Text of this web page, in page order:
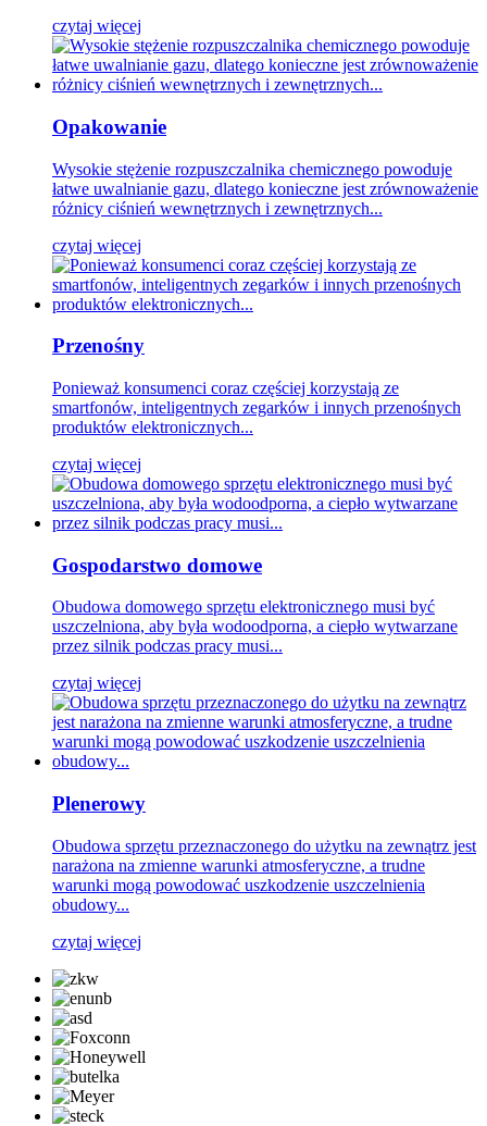
czytaj więcej
Opakowanie
Wysokie stężenie rozpuszczalnika chemicznego powoduje
łatwe uwalnianie gazu, dlatego konieczne jest zrównoważenie
różnicy ciśnień wewnętrznych i zewnętrznych...
czytaj więcej
Przenośny
Ponieważ konsumenci coraz częściej korzystają ze
smartfonów, inteligentnych zegarków i innych przenośnych
produktów elektronicznych...
czytaj więcej
Gospodarstwo domowe
Obudowa domowego sprzętu elektronicznego musi być
uszczelniona, aby była wodoodporna, a ciepło wytwarzane
przez silnik podczas pracy musi...
czytaj więcej
Plenerowy
Obudowa sprzętu przeznaczonego do użytku na zewnątrz jest
narażona na zmienne warunki atmosferyczne, a trudne
warunki mogą powodować uszkodzenie uszczelnienia
obudowy...
czytaj więcej